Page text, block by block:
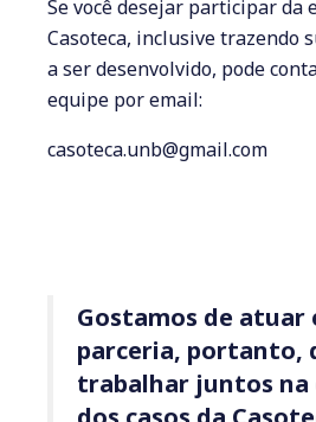
Se você desejar participar da
Casoteca, inclusive trazendo
a ser desenvolvido, pode
equipe por email:
casoteca.unb@gmail.com
Gostamos de atuar
parceria, portanto,
trabalhar juntos na